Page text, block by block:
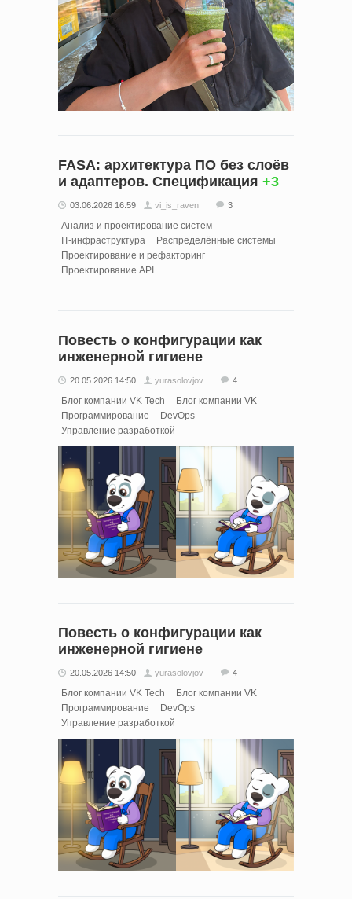
FASA: архитектура ПО без слоёв
и адаптеров. Спецификация +3
03.06.2026 16:59 vi_is_raven 3
Анализ и проектирование систем
IT-инфраструктура
Распределённые системы
Проектирование и рефакторинг
Проектирование API
Повесть о конфигурации как
инженерной гигиене
20.05.2026 14:50 yurasolovjov 4
Блог компании VK Tech
Блог компании VK
Программирование
DevOps
Управление разработкой
Повесть о конфигурации как
инженерной гигиене
20.05.2026 14:50 yurasolovjov 4
Блог компании VK Tech
Блог компании VK
Программирование
DevOps
Управление разработкой